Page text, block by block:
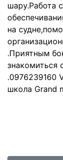
шару.Работа
на
.Приятным
знакомиться
.0976239160
школа Grand